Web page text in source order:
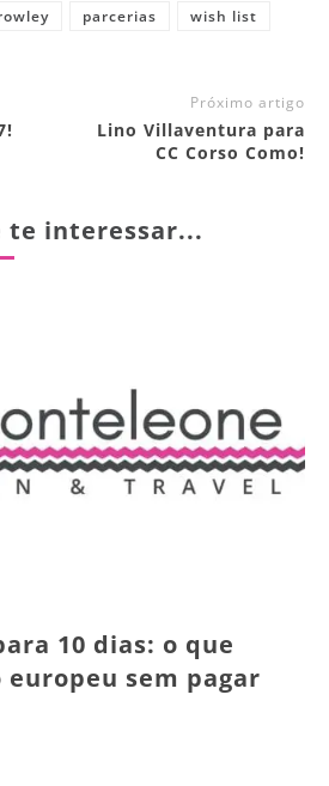
parcerias wish list
Próximo artigo
Lino Villaventura para
CC Corso Como!
te interessar...
10 dias: o que
sem pagar